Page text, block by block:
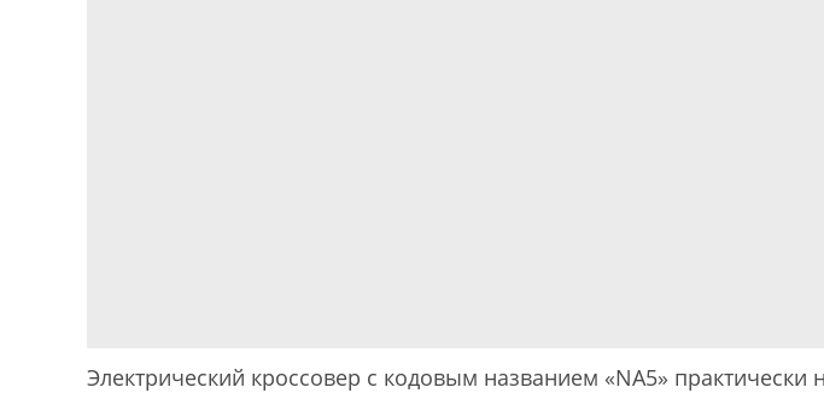
Электрический кроссовер с кодовым названием «NA5»